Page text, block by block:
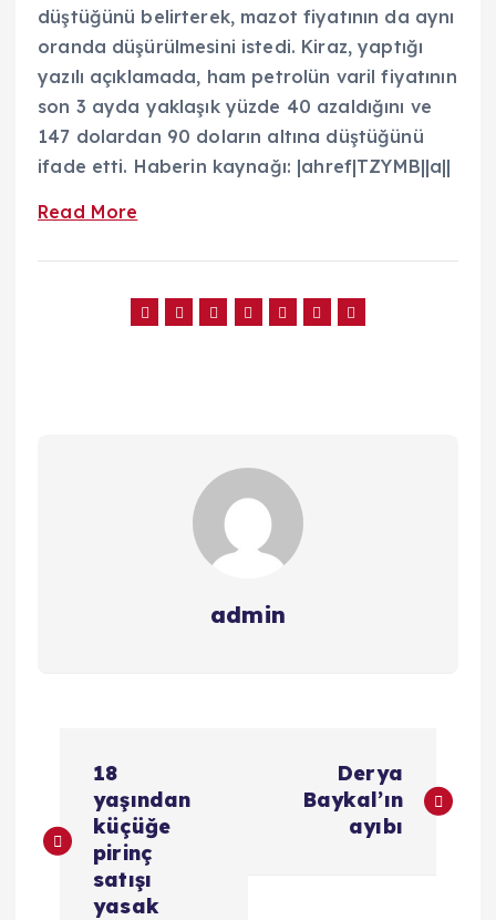
düştüğünü belirterek, mazot fiyatının da aynı
oranda düşürülmesini istedi. Kiraz, yaptığı
yazılı açıklamada, ham petrolün varil fiyatının
son 3 ayda yaklaşık yüzde 40 azaldığını ve
147 dolardan 90 doların altına düştüğünü
ifade etti. Haberin kaynağı: |ahref|TZYMB||a||
Read More
admin
z
18
yaşından
küçüğe
pirinç
satışı
yasak
Derya
Baykal’ın
ayıbı